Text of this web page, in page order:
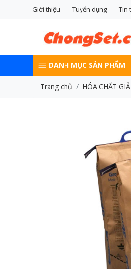
Giới thiệu Tuyển dụng Tin
DANH MỤC SẢN PHẨM
Trang chủ HÓA CHẤT